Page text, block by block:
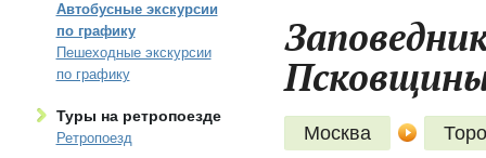
Автобусные экскурсии
по графику
Пешеходные экскурсии
по графику
Туры на ретропоезде
Ретропоезд Москва